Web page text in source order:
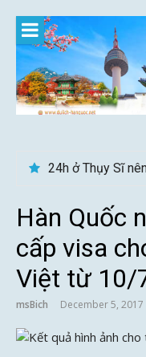
content
Hàn Quốc
cấp visa
Việt từ 10/
msBich December 5, 2017